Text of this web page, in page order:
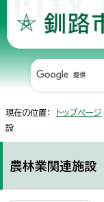
現在の位置： トップページ
設
農林業関連施設